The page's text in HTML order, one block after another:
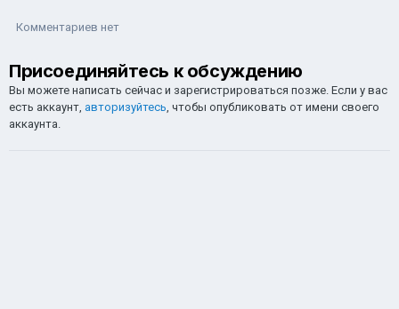
Комментариев нет
Присоединяйтесь к обсуждению
Вы можете написать сейчас и зарегистрироваться позже. Если у вас
есть аккаунт, авторизуйтесь , чтобы опубликовать от имени своего
аккаунта.